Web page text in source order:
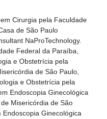
Cirurgia pela Faculdade
de São Paulo
NaProTechnology.
Federal da Paraíba,
e Obstetrícia pela
de São Paulo,
e Obstetrícia pela
Endoscopia Ginecológica
Misericórdia de São
Ginecológica